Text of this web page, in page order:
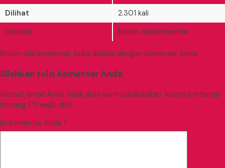
Dilihat
2.301 kali
Diskusi
Belum ada komentar
Belum ada komentar, buka diskusi dengan komentar Anda.
Silahkan tulis komentar Anda
Alamat email Anda tidak akan kami publikasikan. Kolom bertanda
bintang (*) wajib diisi.
Isi komentar Anda *